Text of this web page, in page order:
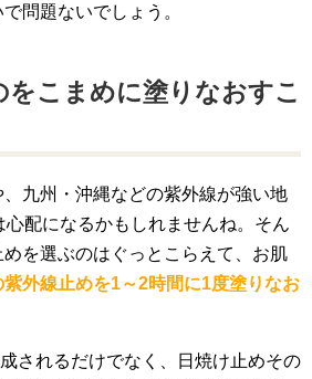
問題ないでしょう。
をこまめに塗りなおすこ
九州・沖縄などの紫外線が強い地
配になるかもしれませんね。そん
を選ぶのはぐっとこらえて、お肌
紫外線止めを1～2時間に1度塗りなお
されるだけでなく、日焼け止めその